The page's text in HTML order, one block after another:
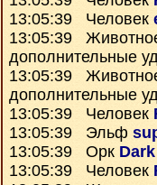
13:05:39 Человек
13:05:39
дополнительные
13:05:39
дополнительные
13:05:39 Человек
13:05:39 Эльф
13:05:39 Орк
13:05:39 Человек